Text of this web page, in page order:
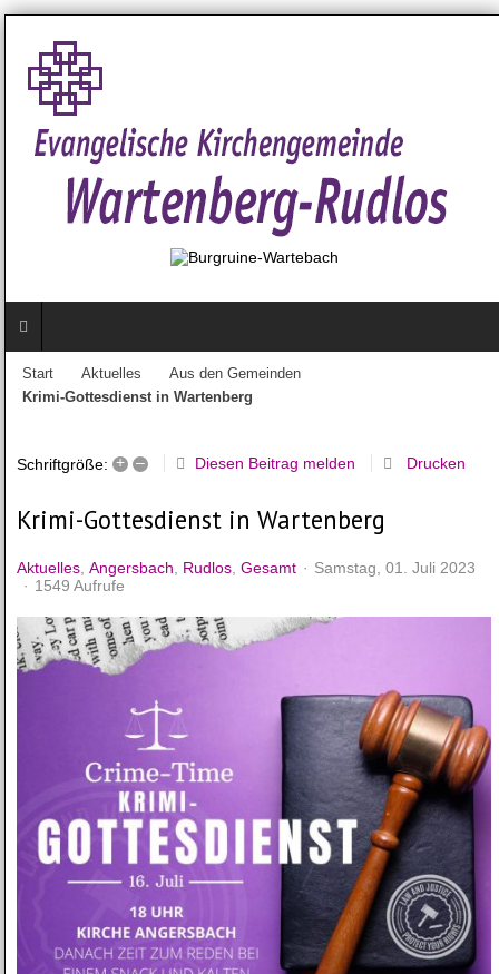
Start Aktuelles
Aus den Gemeinden
Krimi-Gottesdienst in Wartenberg
Schriftgröße: + – Diesen Beitrag melden Drucken
Krimi-Gottesdienst in Wartenberg
Aktuelles Angersbach Rudlos Gesamt
Samstag, 01. Juli 2023
1549 Aufrufe